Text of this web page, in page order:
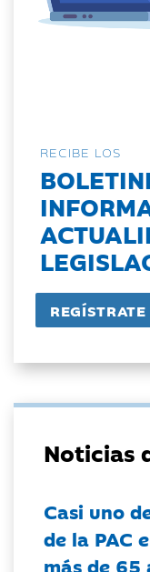
RECIBE LOS
Noticias
Casi uno
de la PAC
más de 65